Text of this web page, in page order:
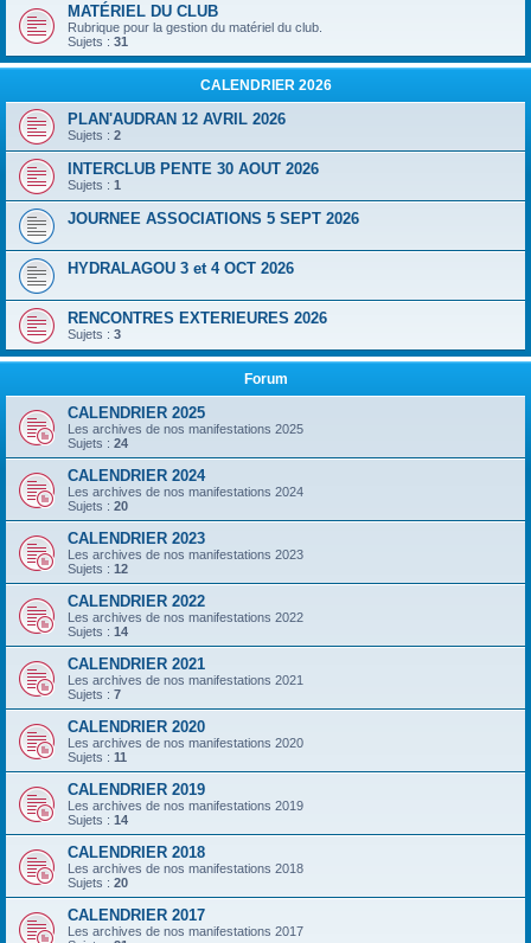
MATÉRIEL DU CLUB
Rubrique pour la gestion du matériel du club.
Sujets : 31
CALENDRIER 2026
PLAN'AUDRAN 12 AVRIL 2026
Sujets : 2
INTERCLUB PENTE 30 AOUT 2026
Sujets : 1
JOURNEE ASSOCIATIONS 5 SEPT 2026
HYDRALAGOU 3 et 4 OCT 2026
RENCONTRES EXTERIEURES 2026
Sujets : 3
Forum
CALENDRIER 2025
Les archives de nos manifestations 2025
Sujets : 24
CALENDRIER 2024
Les archives de nos manifestations 2024
Sujets : 20
CALENDRIER 2023
Les archives de nos manifestations 2023
Sujets : 12
CALENDRIER 2022
Les archives de nos manifestations 2022
Sujets : 14
CALENDRIER 2021
Les archives de nos manifestations 2021
Sujets : 7
CALENDRIER 2020
Les archives de nos manifestations 2020
Sujets : 11
CALENDRIER 2019
Les archives de nos manifestations 2019
Sujets : 14
CALENDRIER 2018
Les archives de nos manifestations 2018
Sujets : 20
CALENDRIER 2017
Les archives de nos manifestations 2017